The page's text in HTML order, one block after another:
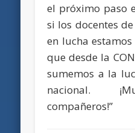
el próximo paso
si los docentes
en lucha
que desde la
sumemos a la
nacional.
compañeros!”